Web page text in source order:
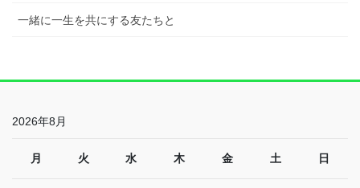
一緒に一生を共にする友たちと
2026年8月
月 火 水 木 金 土 日